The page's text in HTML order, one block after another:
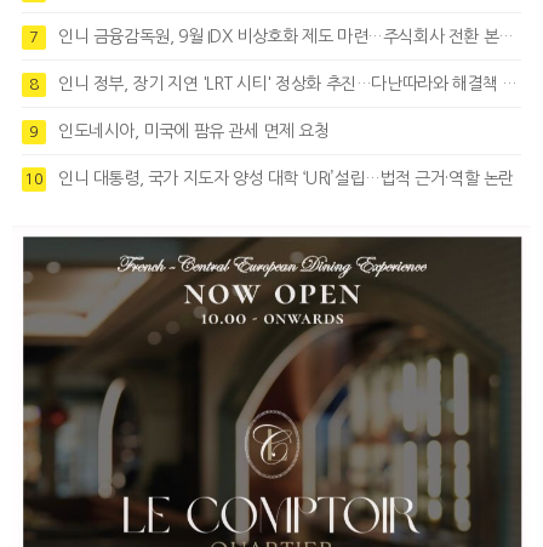
7 인니 금융감독원, 9월 IDX 비상호화 제도 마련…주식회사 전환 본격화
8 인니 정부, 장기 지연 'LRT 시티' 정상화 추진…다난따라와 해결책 모색
9 인도네시아, 미국에 팜유 관세 면제 요청
10 인니 대통령, 국가 지도자 양성 대학 ‘URI’설립…법적 근거·역할 논란